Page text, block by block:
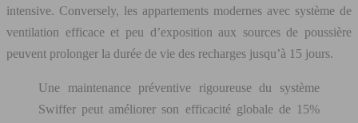
intensive. Conversely, les appartements modernes avec système de
ventilation efficace et peu d’exposition aux sources de poussière
peuvent prolonger la durée de vie des recharges jusqu’à 15 jours.
Une maintenance préventive rigoureuse du système
Swiffer peut améliorer son efficacité globale de 15%